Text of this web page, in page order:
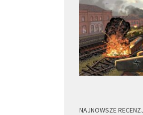
NAJNOWSZE